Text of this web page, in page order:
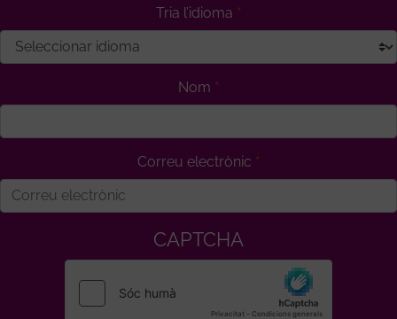
Tria l’idioma
Nom
Correu electrònic
CAPTCHA